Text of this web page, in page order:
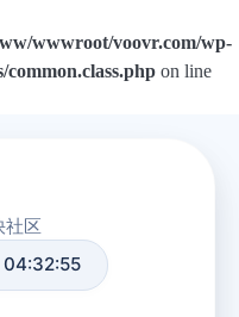
wwwroot/voovr.com/wp-
common.class.php on line